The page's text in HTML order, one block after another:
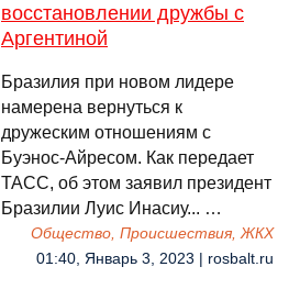
восстановлении дружбы с
Аргентиной
Бразилия при новом лидере
намерена вернуться к
дружеским отношениям с
Буэнос-Айресом. Как передает
ТАСС, об этом заявил президент
Бразилии Луис Инасиу... …
Общество, Происшествия, ЖКХ
01:40, Январь 3, 2023 | rosbalt.ru